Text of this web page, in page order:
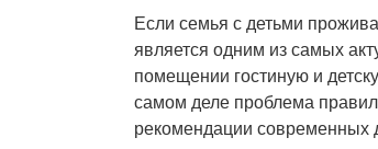
Если семья с детьми
является одним из самых
помещении гостиную и
самом деле проблема
рекомендации современных